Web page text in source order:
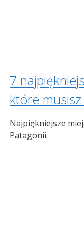
7
które
Najpiękniejsze
Patagonii.